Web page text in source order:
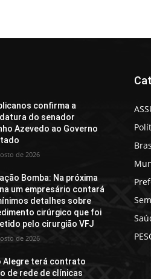
confirma a
do senador
Azevedo ao Governo
de 2026
Bomba: Na próxima
um empresário contará
detalhes sobre
cirúrgico que foi
pelo cirurgião VFJ
de 2026
Alegre terá contrato
de rede de clínicas